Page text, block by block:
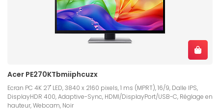
Acer PE270KTbmiiphcuzx
Ecran PC 4K 27" LED, 3840 x 2160 pixels, 1 ms (MPRT), 16/9, Dalle IPS,
DisplayHDR 400, Adaptive-Sync, HDMI/DisplayPort/USB-C, Réglage en
hauteur, Webcam, Noir